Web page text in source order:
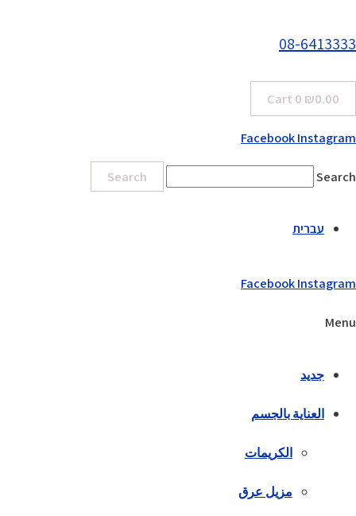
08-6413333
₪0.00
0
Cart
FacebookInstagram
Search
Search
עברית
FacebookInstagram
Menu
جديد
العناية بالجسم
الكريمات
مزيل عرق